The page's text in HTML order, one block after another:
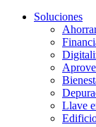
Soluciones
Llave